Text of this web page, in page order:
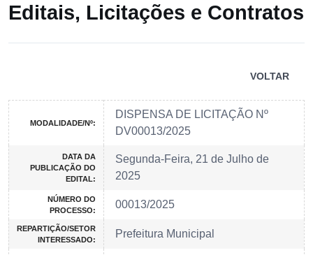
Editais, Licitações e Contratos
VOLTAR
MODALIDADE/Nº:
DISPENSA DE LICITAÇÃO Nº
DV00013/2025
DATA DA
PUBLICAÇÃO DO
EDITAL:
Segunda-Feira, 21 de Julho de
2025
NÚMERO DO
PROCESSO:
00013/2025
REPARTIÇÃO/SETOR
INTERESSADO:
Prefeitura Municipal